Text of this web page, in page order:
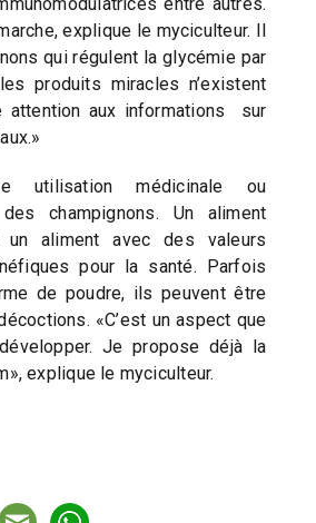
explique le myciculteur. Il
qui régulent la glycémie par
produits miracles n’existent
attention aux informations sur
utilisation médicinale ou
des champignons. Un aliment
un aliment avec des valeurs
pour la santé. Parfois
de poudre, ils peuvent être
«C’est un aspect que
Je propose déjà la
explique le myciculteur.